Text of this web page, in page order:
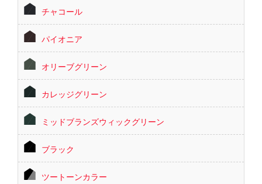
チャコール
パイオニア
オリーブグリーン
カレッジグリーン
ミッドブランズウィックグリーン
ブラック
ツートーンカラー